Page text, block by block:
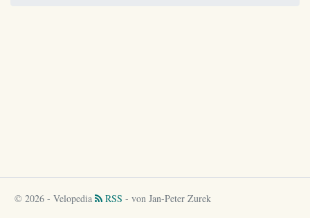
© 2026 - Velopedia RSS - von Jan-Peter Zurek